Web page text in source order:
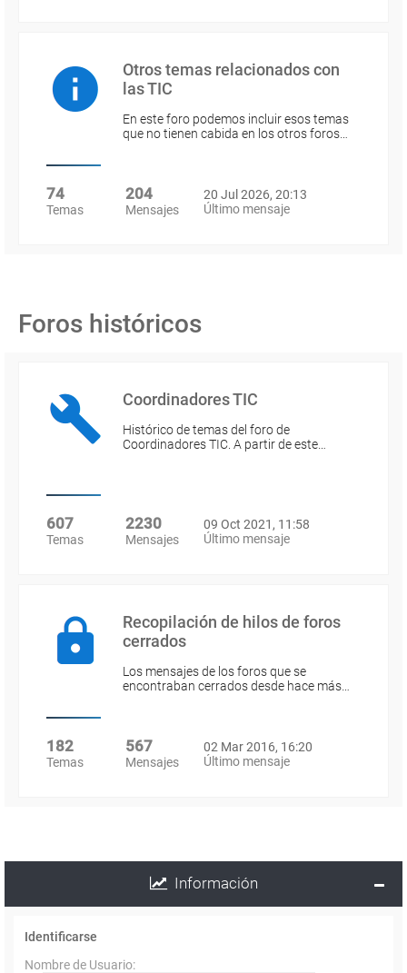
Otros temas relacionados con
las TIC
En este foro podemos incluir esos temas
que no tienen cabida en los otros foros…
74
Temas
204
Mensajes
20 Jul 2026, 20:13
Último mensaje
Foros históricos
Coordinadores TIC
Histórico de temas del foro de
Coordinadores TIC. A partir de este…
607
Temas
2230
Mensajes
09 Oct 2021, 11:58
Último mensaje
Recopilación de hilos de foros
cerrados
Los mensajes de los foros que se
encontraban cerrados desde hace más…
182
Temas
567
Mensajes
02 Mar 2016, 16:20
Último mensaje
Información
Identificarse
Nombre de Usuario: